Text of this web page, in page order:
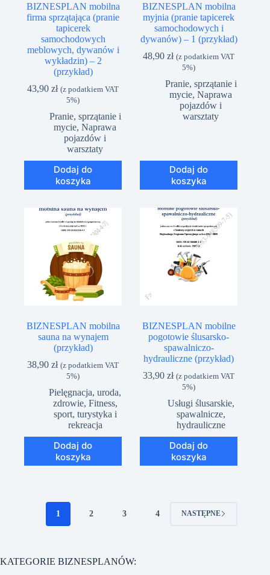
BIZNESPLAN mobilna
firma sprzątająca (pranie
tapicerek
samochodowych
meblowych, dywanów i
wykładzin) – 2
(przykład)
43,90zł (z podatkiem VAT
5%)
Pranie, sprzątanie i
mycie,Naprawa
pojazdów i
warsztaty
Dodaj do
koszyka
BIZNESPLAN mobilna
myjnia (pranie tapicerek
samochodowych i
dywanów) – 1 (przykład)
48,90zł (z podatkiem VAT
5%)
Pranie, sprzątanie i
mycie,Naprawa
pojazdów i
warsztaty
Dodaj do
koszyka
BIZNESPLAN mobilna
sauna na wynajem
(przykład)
38,90zł (z podatkiem VAT
5%)
Pielęgnacja, uroda,
zdrowie, Fitness,
sport, turystyka i
rekreacja
Dodaj do
koszyka
BIZNESPLAN mobilne
pogotowie ślusarsko-
spawalniczo-
hydrauliczne (przykład)
33,90zł (z podatkiem VAT
5%)
Usługi ślusarskie,
spawalnicze,
hydrauliczne
Dodaj do
koszyka
1 2 3 4 NASTĘPNE
KATEGORIE BIZNESPLANÓW: